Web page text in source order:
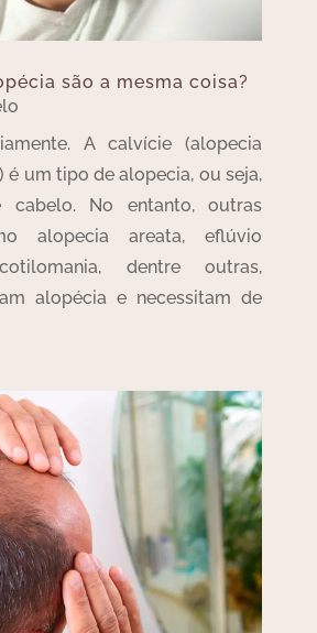
são a mesma coisa?
A calvície (alopecia
é um tipo de alopecia, ou seja,
No entanto, outras
alopecia areata, eflúvio
dentre outras,
alopécia e necessitam de